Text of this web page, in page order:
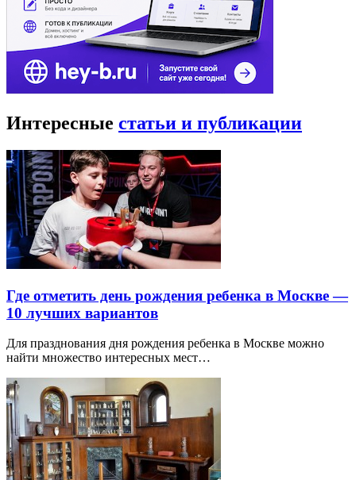
Интересные статьи и публикации
Где отметить день рождения ребенка в Москве —
10 лучших вариантов
Для празднования дня рождения ребенка в Москве можно
найти множество интересных мест…